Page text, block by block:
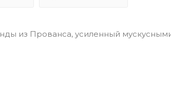
из Прованса, усиленный